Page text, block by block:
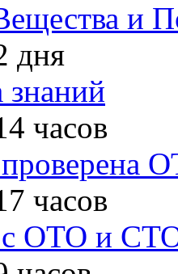
и
дня
часов
часов
с ОТО и